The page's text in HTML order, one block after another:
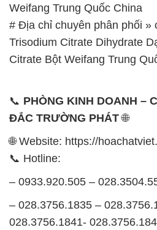
📞PHÒNG KINH DOANH –
ĐẮC TRƯỜNG PHÁT🌐
🌐 Website: https://
– 0933.920.505 –
028.3756.1841-
0902.765.866
📧 Email: